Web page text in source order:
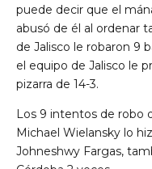
puede decir que el
abusó de él al ordenar
de Jalisco le robaron 9
el equipo de Jalisco le
pizarra de 14-3.
Los 9 intentos de robo
Michael Wielansky lo
Johneshwy Fargas,